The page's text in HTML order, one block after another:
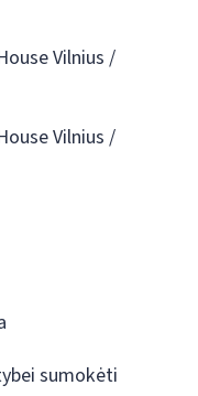
Vilnius /
Vilnius /
sumokėti